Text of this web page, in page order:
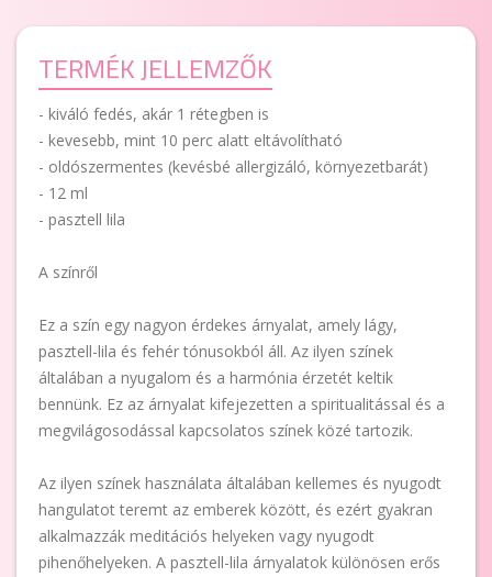
TERMÉK JELLEMZŐK
- kiváló fedés, akár 1 rétegben is
- kevesebb, mint 10 perc alatt eltávolítható
- oldószermentes (kevésbé allergizáló, környezetbarát)
- 12 ml
- pasztell lila
A színről
Ez a szín egy nagyon érdekes árnyalat, amely lágy,
pasztell-lila és fehér tónusokból áll. Az ilyen színek
általában a nyugalom és a harmónia érzetét keltik
bennünk. Ez az árnyalat kifejezetten a spiritualitással és a
megvilágosodással kapcsolatos színek közé tartozik.
Az ilyen színek használata általában kellemes és nyugodt
hangulatot teremt az emberek között, és ezért gyakran
alkalmazzák meditációs helyeken vagy nyugodt
pihenőhelyeken. A pasztell-lila árnyalatok különösen erős